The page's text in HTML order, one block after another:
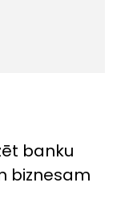
banku
biznesam